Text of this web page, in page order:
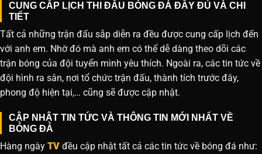
CUNG CẤP LỊCH THI ĐẤU BÓNG ĐÁ ĐẦY ĐỦ VÀ CHI
TIẾT
Tất cả những trận đấu sắp diễn ra đều được cung cấp lịch đến
với anh em. Nhờ đó mà anh em có thể dễ dàng theo dõi các
trận bóng của đội tuyển mình yêu thích. Ngoài ra, các tin tức về
đội hình ra sân, nơi tổ chức trận đấu, thành tích trước đây,
phong độ hiện tại,… cũng sẽ được cập nhật.
CẬP NHẬT TIN TỨC VÀ THÔNG TIN MỚI NHẤT VỀ
BÓNG ĐÁ
Hàng ngày TV đều cập nhật tất cả các tin tức về bóng đá như: